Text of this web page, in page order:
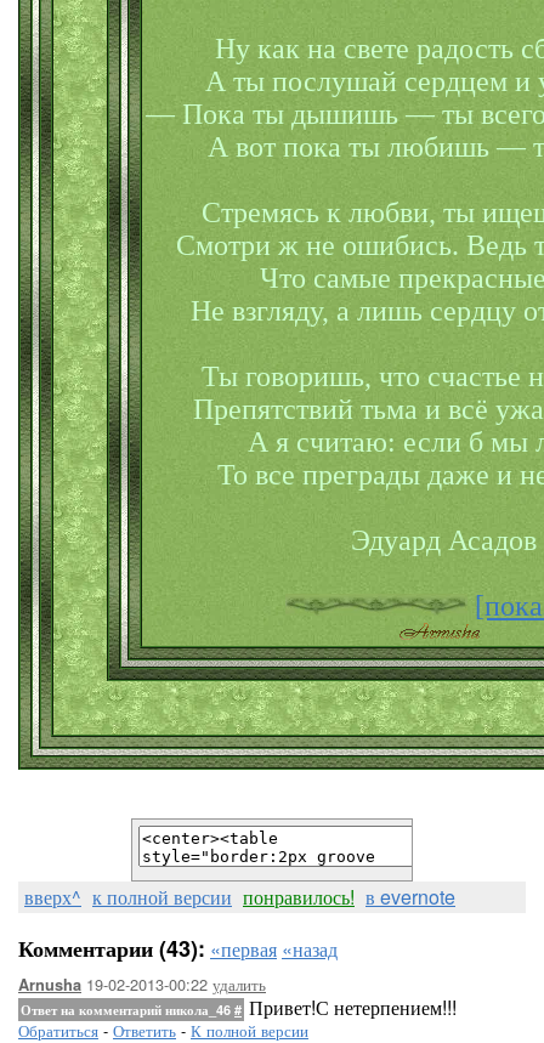
Ну как на свете радость
А ты послушай сердцем
— Пока ты дышишь — ты
А вот пока ты любишь —
Стремясь к любви, ты
Смотри ж не ошибись. Ведь
Что самые
Не взгляду, а лишь сердцу
Ты говоришь, что счастье
Препятствий тьма и всё
А я считаю: если б мы
То все преграды даже и
Эдуард Асадов
вверх^ к полной версии понравилось! в evernote
Комментарии (43): «первая «назад
Arnusha 19-02-2013-00:22 удалить
Ответ на комментарий никола_46 # Привет!С нетерпением!!!
Обратиться - Ответить - К полной версии